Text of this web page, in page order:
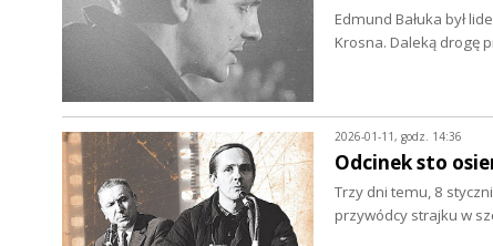
Edmund Bałuka był
Krosna. Daleką drogę
2026-01-11, godz. 14:36
Odcinek sto
Trzy dni temu, 8
przywódcy strajku w